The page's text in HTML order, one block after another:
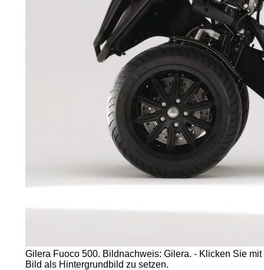
Gilera Fuoco 500. Bildnachweis: Gilera. - Klicken Sie
Bild als Hintergrundbild zu setzen.